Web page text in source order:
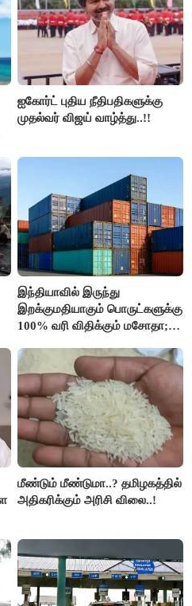
ஐகோர்ட் புதிய நீதிபதிகளுக்கு
முதல்வர் விஜய் வாழ்த்து..!!
இந்தியாவில் இருந்து
இறக்குமதியாகும் பொருட்களுக்கு
100% வரி விதிக்கும் மசோதா;
மீண்டும் மீண்டுமா..? தமிழகத்தில்
அதிகரிக்கும் அரிசி விலை..!